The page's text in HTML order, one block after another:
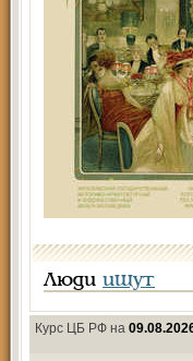
Люди ищут
Курс ЦБ РФ на